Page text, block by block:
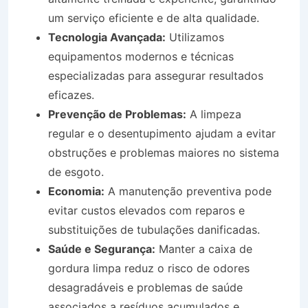
um serviço eficiente e de alta qualidade.
Tecnologia Avançada: Utilizamos
equipamentos modernos e técnicas
especializadas para assegurar resultados
eficazes.
Prevenção de Problemas: A limpeza
regular e o desentupimento ajudam a evitar
obstruções e problemas maiores no sistema
de esgoto.
Economia: A manutenção preventiva pode
evitar custos elevados com reparos e
substituições de tubulações danificadas.
Saúde e Segurança: Manter a caixa de
gordura limpa reduz o risco de odores
desagradáveis e problemas de saúde